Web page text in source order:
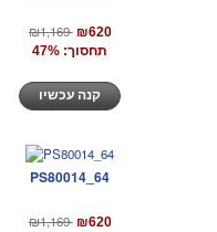
₪1,169 ₪620
תחסוך: 47%
PS80014_64
₪1,169 ₪620